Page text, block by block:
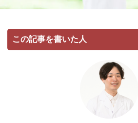
この記事を書いた人